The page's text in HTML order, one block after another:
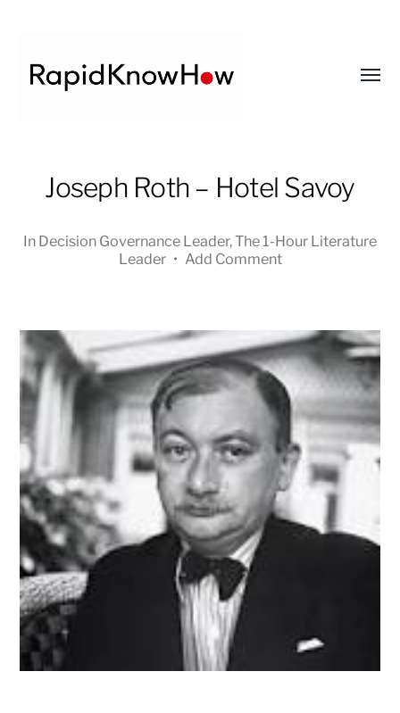
DECISION
MASTER
Joseph Roth – Hotel Savoy
In Decision Governance Leader,The 1-Hour Literature
Leader • Add Comment